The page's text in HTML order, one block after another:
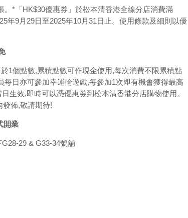
*「HK$30優惠券」於松本清香港全線分店消費滿
年9月29日至2025年10月31日止。使用條款及細則以優
1個點數,累積點數可作現金使用,每次消費不限累積點
日亦可參加幸運輪遊戲,每參加1次即有機會獲得最高
生效,即時可以憑優惠券到松本清香港分店購物使用。
發佈,敬請期待!
開業
29 & G33-34號舖